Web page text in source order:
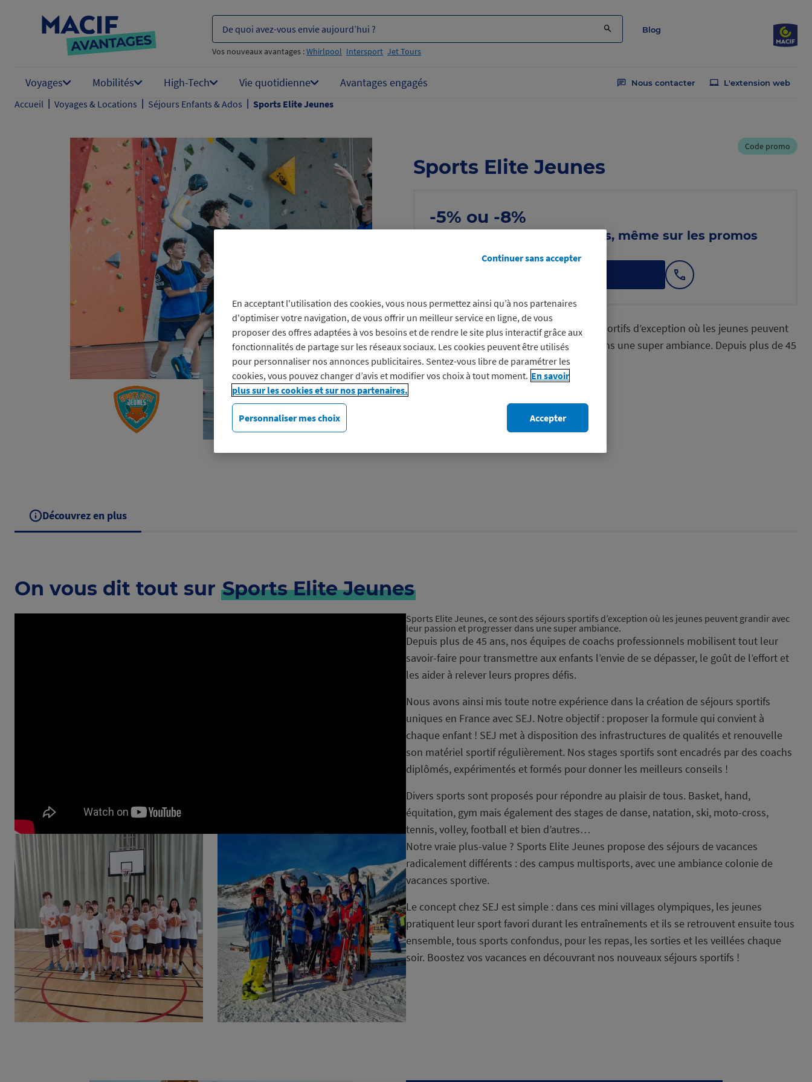
De quoi avez-vous envie aujourd’hui ?
Vos nouveaux avantages :Whirlpool Intersport Jet Tours
Blog
Voyages Mobilités High-Tech Vie quotidienne Avantages engagés Nous contacter L'extension web
Accueil | Voyages & Locations | Séjours Enfants & Ados | Sports Elite Jeunes
Code promo
Sports Elite Jeunes
-5% ou -8%
sur les colonies de vacances, même sur les promos
Voir les conditions
Afficher
le
Sports Elite Jeunes, ce sont des séjours sportifs d’exception où les jeunes peuvent
grandir avec leur passion et progresser dans une super ambiance. Depuis plus de 45
ans, nos équipes de…
Découvrez en plus
On vous dit tout sur Sports Elite Jeunes
Sports Elite Jeunes, ce sont des séjours sportifs d’exception où les jeunes peuvent grandir avec
leur passion et progresser dans une super ambiance.
Depuis plus de 45 ans, nos équipes de coachs professionnels mobilisent tout leur
savoir-faire pour transmettre aux enfants l’envie de se dépasser, le goût de l’effort et
les aider à relever leurs propres défis.
Nous avons ainsi mis toute notre expérience dans la création de séjours sportifs
uniques en France avec SEJ. Notre objectif : proposer la formule qui convient à
chaque enfant ! SEJ met à disposition des infrastructures de qualités et renouvelle
son matériel sportif régulièrement. Nos stages sportifs sont encadrés par des coachs
diplômés, expérimentés et formés pour donner les meilleurs conseils !
Divers sports sont proposés pour répondre au plaisir de tous. Basket, hand,
équitation, gym mais également des stages de danse, natation, ski, moto-cross,
tennis, volley, football et bien d’autres…
Notre vraie plus-value ? Sports Elite Jeunes propose des séjours de vacances
radicalement différents : des campus multisports, avec une ambiance colonie de
vacances sportive.
Le concept chez SEJ est simple : dans ces mini villages olympiques, les jeunes
pratiquent leur sport favori durant les entraînements et ils se retrouvent ensuite tous
ensemble, tous sports confondus, pour les repas, les sorties et les veillées chaque
soir. Boostez vos vacances en découvrant nos nouveaux séjours sportifs !
En acceptant l'utilisation des cookies, vous nous permettez ainsi qu’à nos partenaires
d'optimiser votre navigation, de vous offrir un meilleur service en ligne, de vous
proposer des offres adaptées à vos besoins et de rendre le site plus interactif grâce aux
fonctionnalités de partage sur les réseaux sociaux. Les cookies peuvent être utilisés
pour personnaliser nos annonces publicitaires. Sentez-vous libre de paramétrer les
cookies, vous pouvez changer d’avis et modifier vos choix à tout moment. En savoir
plus sur les cookies et sur nos partenaires.
Personnaliser mes choix
Continuer sans accepter
Accepter